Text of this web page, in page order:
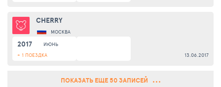
CHERRY
МОСКВА
2017
ИЮНЬ
+ 1 ПОЕЗДКА
13.06.2017
ПОКАЗАТЬ ЕЩЕ 50 ЗАПИСЕЙ